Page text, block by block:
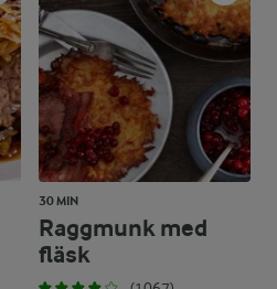
30 MIN
Raggmunk med
fläsk